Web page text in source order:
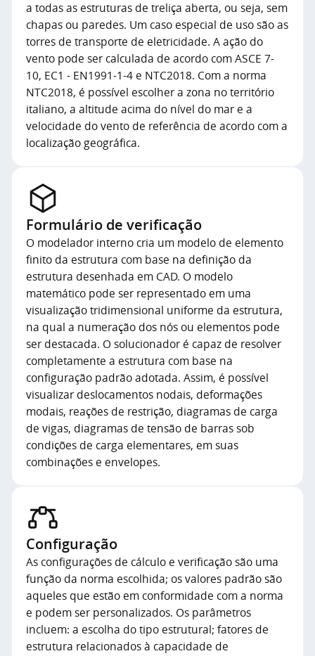
a todas as estruturas de treliça aberta, ou seja, sem
chapas ou paredes. Um caso especial de uso são as
torres de transporte de eletricidade. A ação do
vento pode ser calculada de acordo com ASCE 7-
10, EC1 - EN1991-1-4 e NTC2018. Com a norma
NTC2018, é possível escolher a zona no território
italiano, a altitude acima do nível do mar e a
velocidade do vento de referência de acordo com a
localização geográfica.
Formulário de verificação
O modelador interno cria um modelo de elemento
finito da estrutura com base na definição da
estrutura desenhada em CAD. O modelo
matemático pode ser representado em uma
visualização tridimensional uniforme da estrutura,
na qual a numeração dos nós ou elementos pode
ser destacada. O solucionador é capaz de resolver
completamente a estrutura com base na
configuração padrão adotada. Assim, é possível
visualizar deslocamentos nodais, deformações
modais, reações de restrição, diagramas de carga
de vigas, diagramas de tensão de barras sob
condições de carga elementares, em suas
combinações e envelopes.
Configuração
As configurações de cálculo e verificação são uma
função da norma escolhida; os valores padrão são
aqueles que estão em conformidade com a norma
e podem ser personalizados. Os parâmetros
incluem: a escolha do tipo estrutural; fatores de
estrutura relacionados à capacidade de